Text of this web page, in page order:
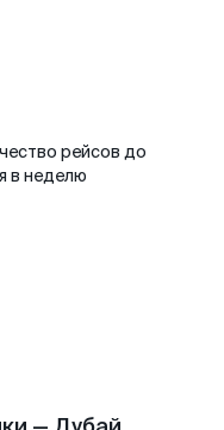
рейсов до
в неделю